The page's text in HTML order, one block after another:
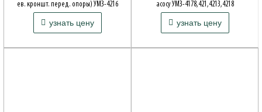
ев. кроншт. перед. опоры) УМЗ-4216
узнать цену
асосу УМЗ-4178,421,4213,4218
узнать цену